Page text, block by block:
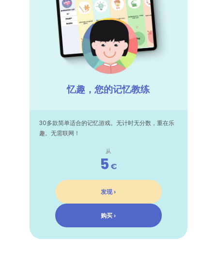
忆趣，您的记忆教练
30多款简单适合的记忆游戏。无计时无分数，重在乐
趣。无需联网！
从
5 €
发现 ›
购买 ›